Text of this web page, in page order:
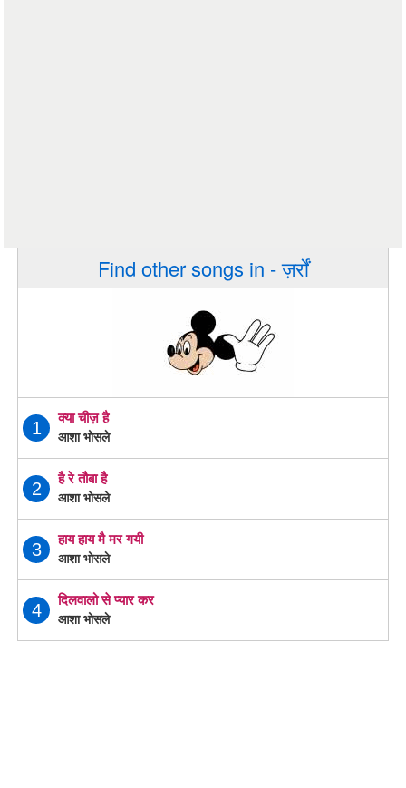
Find other songs in - ज़र्रों
1
क्या चीज़ है
आशा भोसले
2
है रे तौबा है
आशा भोसले
3
हाय हाय मै मर गयी
आशा भोसले
4
दिलवालो से प्यार कर
आशा भोसले